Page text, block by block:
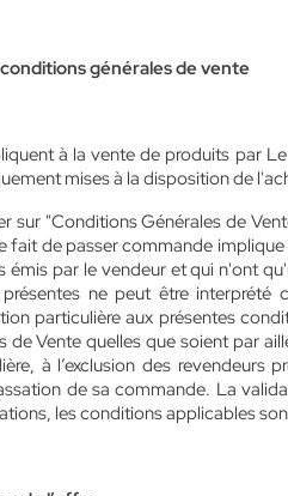
générales de vente
à la vente de produits par
mises à la disposition de
sur "Conditions Générales de
de passer commande
par le vendeur et qui n'ont
ne peut être
particulière aux présentes
de Vente quelles que soient par
à l’exclusion des
de sa commande. La
les conditions applicables